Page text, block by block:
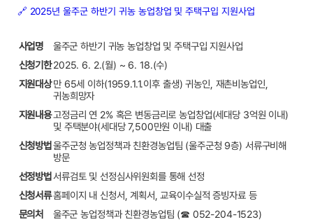
🔗 2025년 울주군 하반기 귀농 농업창업 및 주택구입 지원사업
사업명
울주군 하반기 귀농 농업창업 및 주택구입 지원사업
신청기한2025. 6. 2.(월) ~ 6. 18.(수)
지원대상만 65세 이하(1959.1.1.이후 출생) 귀농인, 재촌비농업인,
귀농희망자
지원내용고정금리 연 2% 혹은 변동금리로 농업창업(세대당 3억원 이내)
및 주택분야(세대당 7,500만원 이내) 대출
신청방법 울주군청 농업정책과 친환경농업팀 (울주군청 9층) 서류구비해
방문
선정방법 서류검토 및 선정심사위원회를 통해 선정
신청서류홈페이지 내 신청서, 계획서, 교육이수실적 증빙자료 등
문의처
울주군 농업정책과 친환경농업팀 (☎ 052-204-1523)